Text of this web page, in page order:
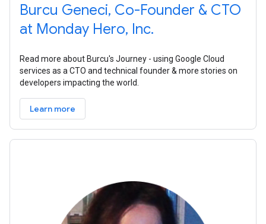
Burcu Geneci, Co-Founder & CTO
at Monday Hero, Inc.
Read more about Burcu's Journey - using Google Cloud
services as a CTO and technical founder & more stories on
developers impacting the world.
Learn more